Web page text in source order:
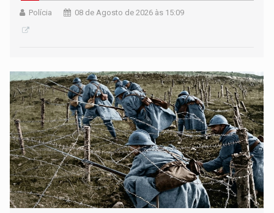
Polícia 08 de Agosto de 2026 às 15:09